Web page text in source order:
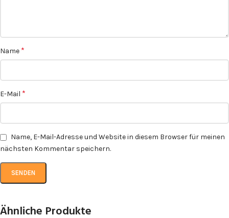
Name *
E-Mail *
Name, E-Mail-Adresse und Website in diesem Browser für meinen
nächsten Kommentar speichern.
Ähnliche Produkte